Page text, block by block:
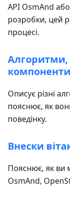
API OsmAnd
розробки, цей
процесі.
Алгоритми,
компоненти
Описує різні
пояснює, як
поведінку.
Внески
Пояснює, як ви
OsmAnd,